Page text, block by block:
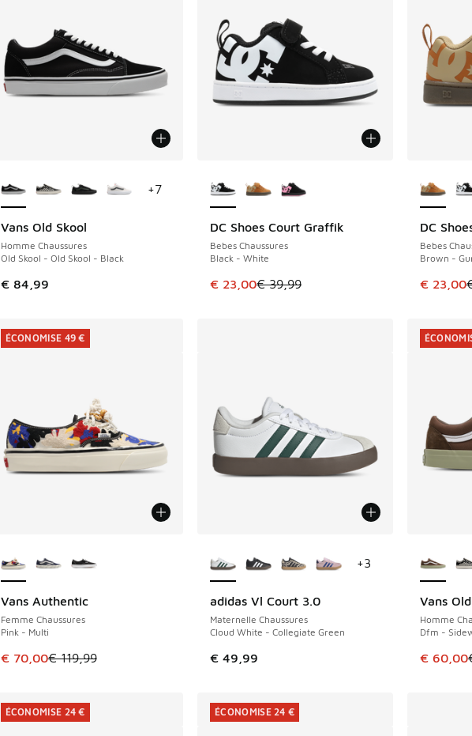
Vans Old Skool
Homme Chaussures
Old Skool - Old Skool - Black
€ 84,99
+7
DC Shoes Court Graffik
Bebes Chaussures
Black - White
Cet article est en promotion. Prix en baisse
€ 23,00€ 39,99
ÉCONOMISE 16 € DC
Bebes
Brown -
Cet
€ 23,00
Vans Authentic
Femme Chaussures
Pink - Multi
Cet article est en promotion. Prix en baisse de € 119,99 à € 70,00
€ 70,00€ 119,99
ÉCONOMISE 49 €
ÉCONOMISE 49 €
adidas Vl Court 3.0
Maternelle Chaussures
Cloud White - Collegiate Green
€ 49,99
+3
Vans
Homme
Dfm -
Cet
€ 60,00
ÉCONOMISE 24 € ÉCONOMISE 24 €